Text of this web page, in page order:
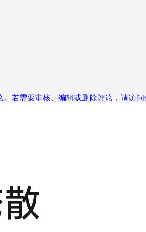
。若需要审核、编辑或删除评论，请访